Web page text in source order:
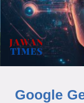
Google